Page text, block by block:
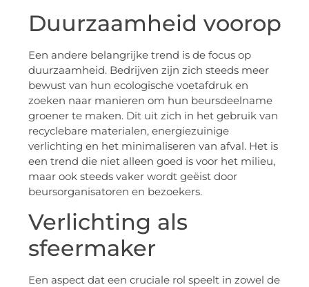
Duurzaamheid voorop
Een andere belangrijke trend is de focus op
duurzaamheid. Bedrijven zijn zich steeds meer
bewust van hun ecologische voetafdruk en
zoeken naar manieren om hun beursdeelname
groener te maken. Dit uit zich in het gebruik van
recyclebare materialen, energiezuinige
verlichting en het minimaliseren van afval. Het is
een trend die niet alleen goed is voor het milieu,
maar ook steeds vaker wordt geëist door
beursorganisatoren en bezoekers.
Verlichting als
sfeermaker
Een aspect dat een cruciale rol speelt in zowel de